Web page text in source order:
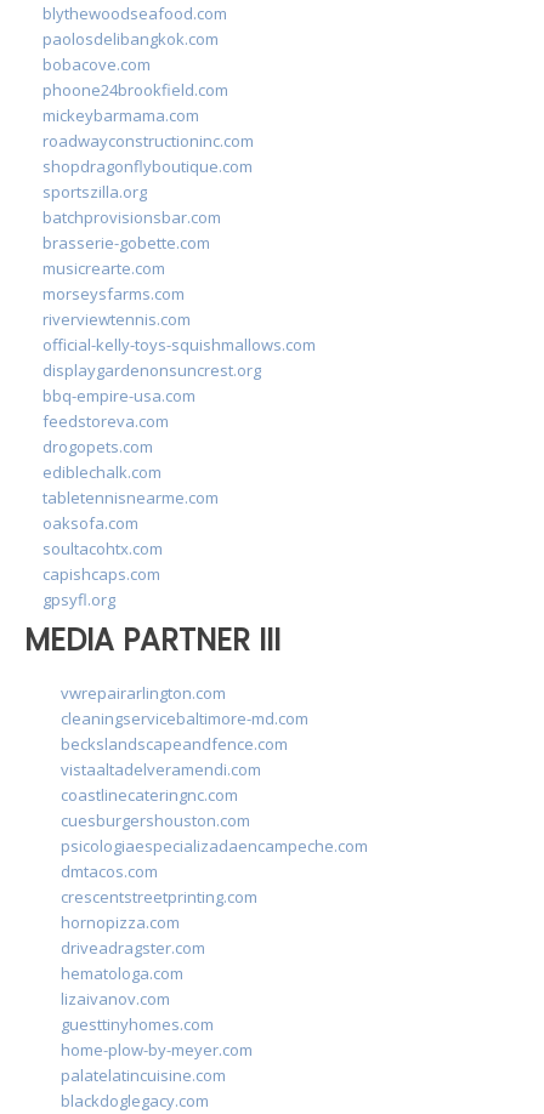
blythewoodseafood.com
paolosdelibangkok.com
bobacove.com
phoone24brookfield.com
mickeybarmama.com
roadwayconstructioninc.com
shopdragonflyboutique.com
sportszilla.org
batchprovisionsbar.com
brasserie-gobette.com
musicrearte.com
morseysfarms.com
riverviewtennis.com
official-kelly-toys-squishmallows.com
displaygardenonsuncrest.org
bbq-empire-usa.com
feedstoreva.com
drogopets.com
ediblechalk.com
tabletennisnearme.com
oaksofa.com
soultacohtx.com
capishcaps.com
gpsyfl.org
MEDIA PARTNER III
vwrepairarlington.com
cleaningservicebaltimore-md.com
beckslandscapeandfence.com
vistaaltadelveramendi.com
coastlinecateringnc.com
cuesburgershouston.com
psicologiaespecializadaencampeche.com
dmtacos.com
crescentstreetprinting.com
hornopizza.com
driveadragster.com
hematologa.com
lizaivanov.com
guesttinyhomes.com
home-plow-by-meyer.com
palatelatincuisine.com
blackdoglegacy.com